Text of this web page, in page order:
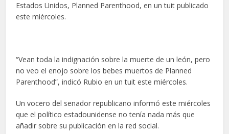
Estados Unidos, Planned Parenthood, en un tuit publicado
este miércoles.
“Vean toda la indignación sobre la muerte de un león, pero
no veo el enojo sobre los bebes muertos de Planned
Parenthood”, indicó Rubio en un tuit este miércoles.
Un vocero del senador republicano informó este miércoles
que el político estadounidense no tenía nada más que
añadir sobre su publicación en la red social.